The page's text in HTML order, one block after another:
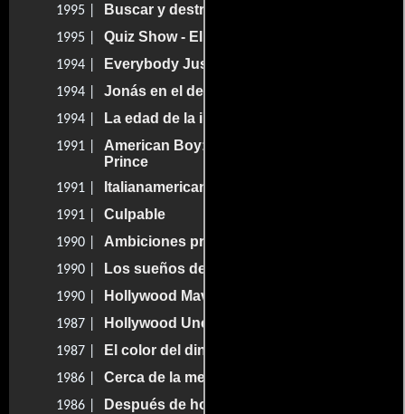
1995 | Buscar y destruir
1995 | Quiz Show - El dilema
1994 | Everybody Just Stay Calm
1994 | Jonás en el desierto
1994 | La edad de la inocencia
1991 |
American Boy: A Profile of: Steven
Prince
1991 | Italianamerican
1991 | Culpable
1990 | Ambiciones prohibidas
1990 | Los sueños de Akira Kurosawa
1990 | Hollywood Mavericks
1987 | Hollywood Uncensored
1987 | El color del dinero
1986 | Cerca de la medianoche
1986 | Después de hora